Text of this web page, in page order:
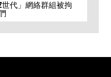
代」網絡群組被拘